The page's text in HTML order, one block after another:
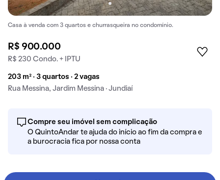
Casa à venda com 3 quartos e churrasqueira no condomínio.
R$ 900.000
R$ 230 Condo. + IPTU
203 m² · 3 quartos · 2 vagas
Rua Messina, Jardim Messina · Jundiaí
Compre seu imóvel sem complicação
O QuintoAndar te ajuda do início ao fim da compra e
a burocracia fica por nossa conta